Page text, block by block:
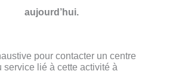
aujourd’hui.
pour contacter un centre
service lié à cette activité à